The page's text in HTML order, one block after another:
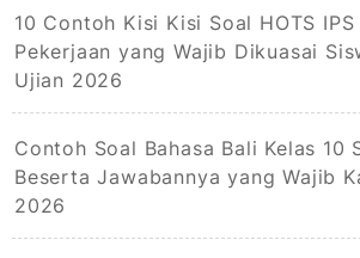
10 Contoh Kisi Kisi Soal HOTS
Pekerjaan yang Wajib Dikuasai
Ujian 2026
Contoh Soal Bahasa Bali Kelas 10
Beserta Jawabannya yang Wajib
2026